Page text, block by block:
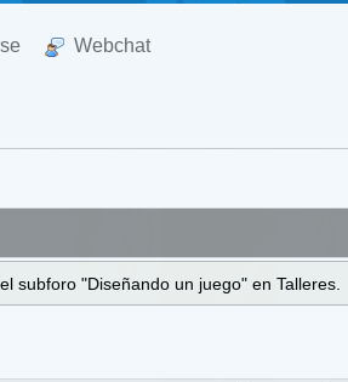
Webchat
subforo "Diseñando un juego" en Talleres.